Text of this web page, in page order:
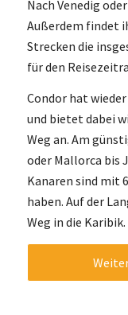
Nach Venedig
Außerdem findet
Strecken die
für den
Condor hat
und bietet dabei
Weg an. Am
oder Mallorca bis
Kanaren sind mit
haben. Auf der
Weg in die Karibik.